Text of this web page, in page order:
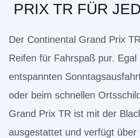
PRIX TR FÜR
Der Continental Grand Prix
Reifen für Fahrspaß pur. Egal
entspannten
oder beim schnellen
Grand Prix TR ist mit der
ausgestattet und verfügt über